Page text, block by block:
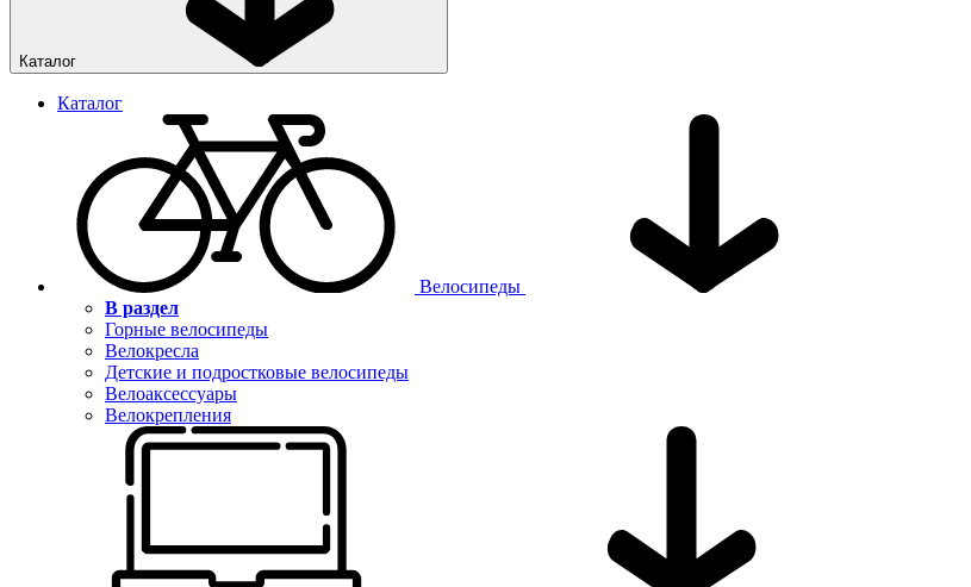
Каталог
Каталог
Велосипеды
В раздел
Горные велосипеды
Велокресла
Детские и подростковые велосипеды
Велоаксессуары
Велокрепления